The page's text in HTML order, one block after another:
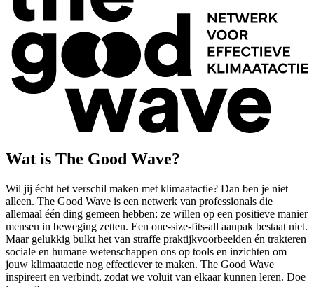
Wat is The Good Wave?
Wil jij écht het verschil maken met klimaatactie? Dan ben je niet
alleen. The Good Wave is een netwerk van professionals die
allemaal één ding gemeen hebben: ze willen op een positieve manier
mensen in beweging zetten. Een one-size-fits-all aanpak bestaat niet.
Maar gelukkig bulkt het van straffe praktijkvoorbeelden én trakteren
sociale en humane wetenschappen ons op tools en inzichten om
jouw klimaatactie nog effectiever te maken. The Good Wave
inspireert en verbindt, zodat we voluit van elkaar kunnen leren. Doe